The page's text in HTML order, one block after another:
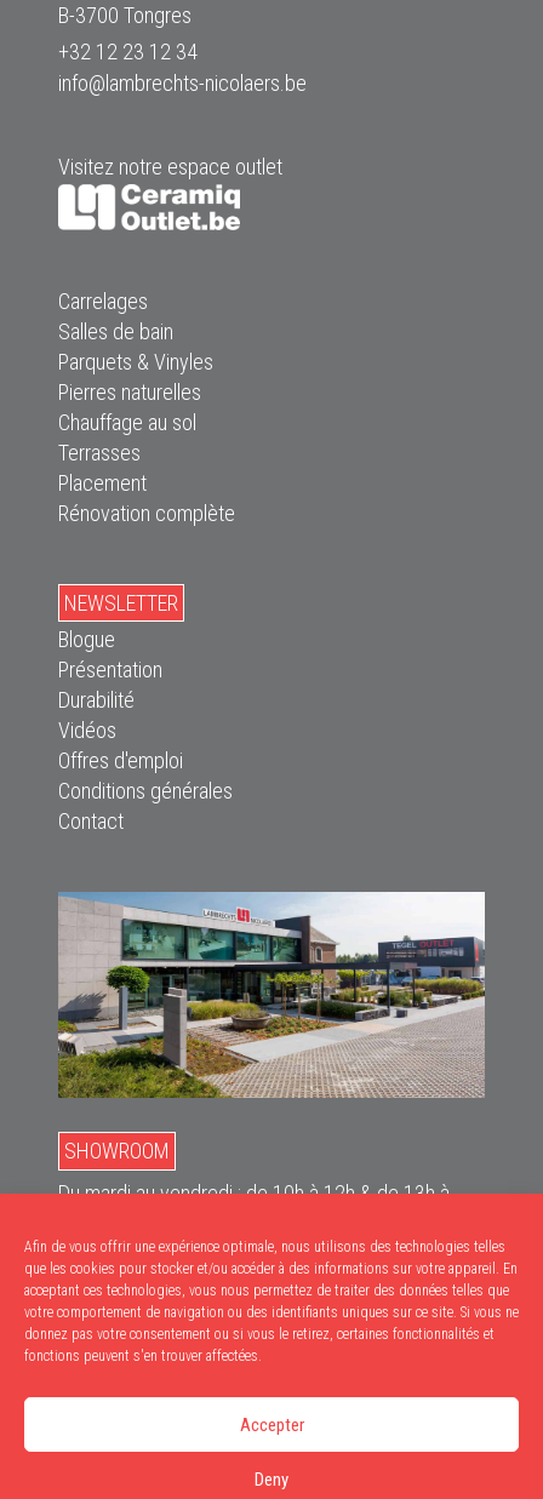
Afin de vous offrir une expérience optimale, nous utilisons des technologies telles
que les cookies pour stocker et/ou accéder à des informations sur votre appareil. En
acceptant ces technologies, vous nous permettez de traiter des données telles que
votre comportement de navigation ou des identifiants uniques sur ce site. Si vous ne
donnez pas votre consentement ou si vous le retirez, certaines fonctionnalités et
fonctions peuvent s'en trouver affectées.
Accepter
Deny
B-3700 Tongres
+32 12 23 12 34
info@lambrechts-nicolaers.be
Visitez notre espace outlet
Carrelages
Salles de bain
Parquets & Vinyles
Pierres naturelles
Chauffage au sol
Terrasses
Placement
Rénovation complète
NEWSLETTER
Blogue
Présentation
Durabilité
Vidéos
Offres d'emploi
Conditions générales
Contact
SHOWROOM
Du mardi au vendredi : de 10h à 12h & de 13h à
Le samedi : de 10h à 17h
RETRAITS
Du mardi au vendredi : de 9h à 12h & de 13h à
17h30
Le samedi : de 9h à 12h